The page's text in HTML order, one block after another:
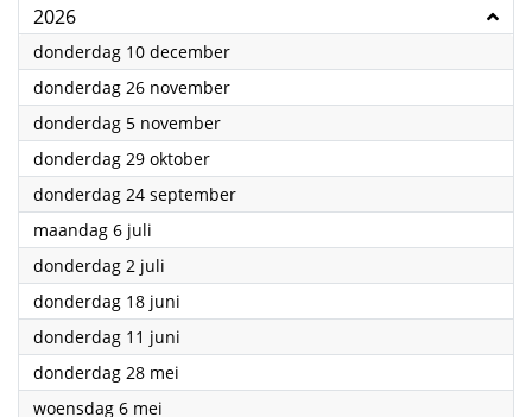
2026
donderdag 10 december2026
donderdag 26 november2026
donderdag 5 november2026
donderdag 29 oktober2026
donderdag 24 september2026
maandag 6 juli
donderdag 2 juli
donderdag 18 juni
donderdag 11 juni
donderdag 28 mei
woensdag 6 mei